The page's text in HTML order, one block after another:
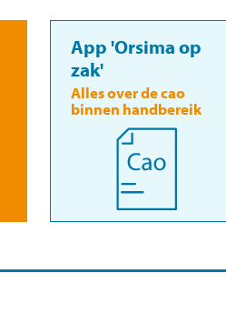
App 'Orsima op
zak'
Alles over de cao
binnen handbereik